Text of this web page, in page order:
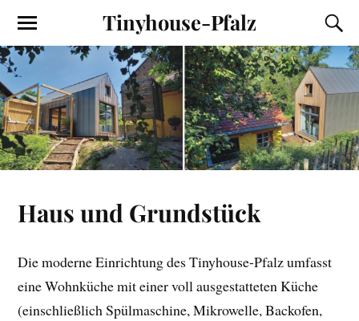
Tinyhouse-Pfalz
Haus und Grundstück
Die moderne Einrichtung des Tinyhouse-Pfalz umfasst
eine Wohnküche mit einer voll ausgestatteten Küche
(einschließlich Spülmaschine, Mikrowelle, Backofen,